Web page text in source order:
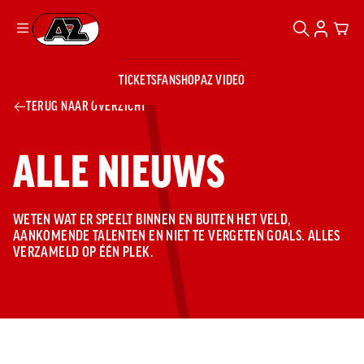
Ga naar onze homepage
TICKETSFANSHOPAZ VIDEO
TICKETS
TICKETS
AZ 1
AZ
VROUWEN
FANSHOP
AZ VIDEO
BUSINESS
BUSINESS
AZ Business
Wat is AZ
Business?
AZ Business
Events
Hospitality
Kees Kist
Lounge
Georg Kessler
Lounge
Exposure
Bestel je
seizoenkaart
NIEUWS
Teams
TEAMS
CLUB & FANS
JEUGDOPLEIDING
ZOEKEN
TERUG NAAR OVERZICHT
ALLE NIEUWS
WETEN WAT ER SPEELT BINNEN EN BUITEN HET VELD,
AANKOMENDE TALENTEN EN NIET TE VERGETEN GOALS. ALLES
VERZAMELD OP ÉÉN PLEK.